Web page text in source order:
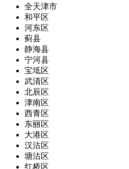
全天津市
和平区
河东区
蓟县
静海县
宁河县
宝坻区
武清区
北辰区
津南区
西青区
东丽区
大港区
汉沽区
塘沽区
红桥区